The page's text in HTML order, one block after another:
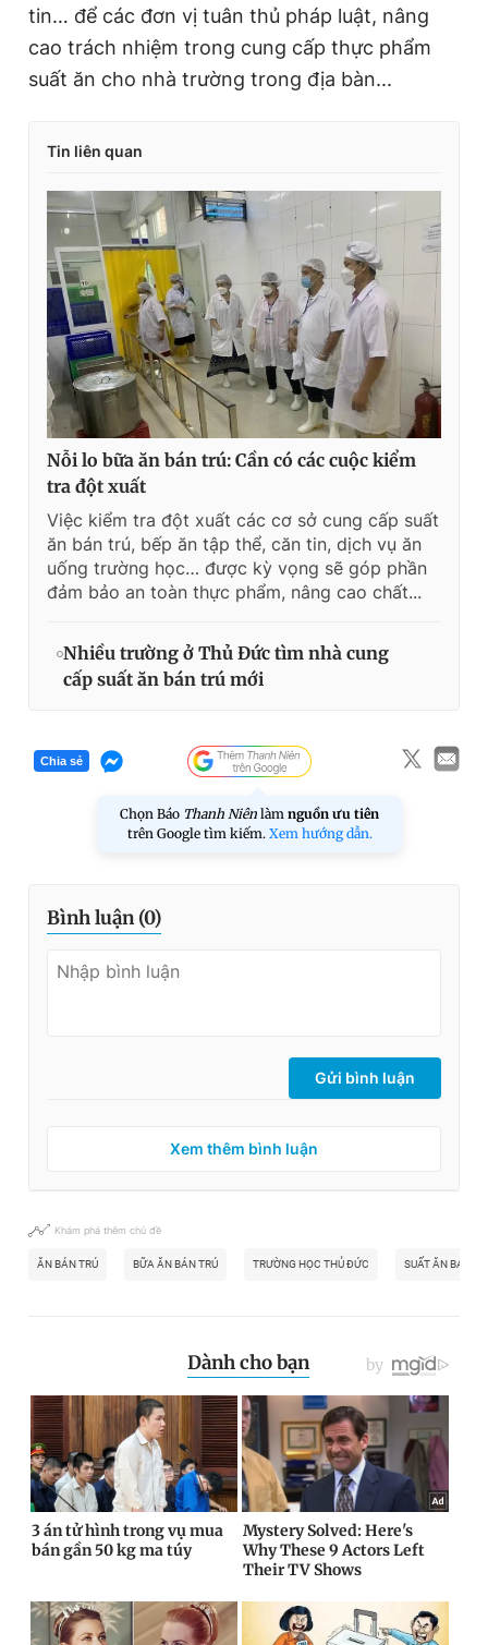
tin… để các đơn vị tuân thủ pháp luật, nâng
cao trách nhiệm trong cung cấp thực phẩm
suất ăn cho nhà trường trong địa bàn...
Tin liên quan
Nỗi lo bữa ăn bán trú: Cần có các cuộc kiểm
tra đột xuất
Việc kiểm tra đột xuất các cơ sở cung cấp suất
ăn bán trú, bếp ăn tập thể, căn tin, dịch vụ ăn
uống trường học… được kỳ vọng sẽ góp phần
đảm bảo an toàn thực phẩm, nâng cao chất...
Nhiều trường ở Thủ Đức tìm nhà cung
cấp suất ăn bán trú mới
Chia sẻ
Chọn Báo Thanh Niên làm nguồn ưu tiên
trên Google tìm kiếm. Xem hướng dẫn.
Bình luận (0)
Gửi bình luận
Xem thêm bình luận
Khám phá thêm chủ đề
ĂN BÁN TRÚ BỮA ĂN BÁN TRÚ TRƯỜNG HỌC THỦ ĐỨC SUẤT ĂN BÁN